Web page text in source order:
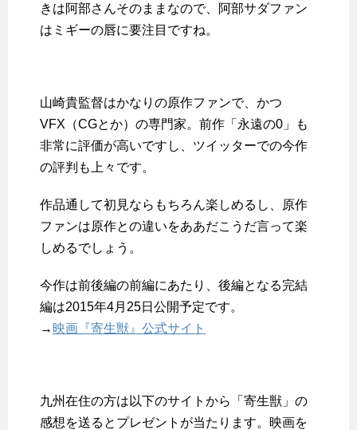
きは阿部さんそのままなので、阿部サダファン
はミギーの唇に要注目ですね。
山崎貴監督はかなりの原作ファンで、かつ
VFX（CGとか）の専門家。前作「永遠の0」も
非常に評価が高いですし、ツイッターでの今作
の評判も上々です。
作品通して初見ならもちろん楽しめるし、原作
ファンは原作との違いをああだこうだ言って楽
しめるでしょう。
今作は前後編の前編にあたり、後編となる完結
編は2015年4月25日公開予定です。
→ 映画『寄生獣』公式サイト
九州在住の方は以下のサイトから「寄生獣」の
感想を送るとプレゼントが当たります。映画を